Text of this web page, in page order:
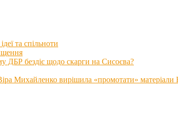
та спільноти
ДБР бездіє щодо скарги на Сисоєва?
Михайленко вирішила «промотати» матеріали